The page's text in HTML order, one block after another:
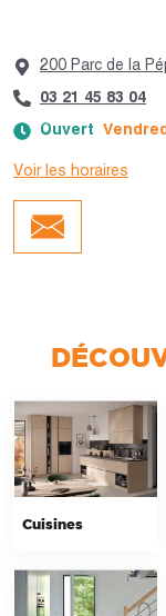
200 Parc de la
03 21 45 83 04
Ouvert
Voir les horaires
Jour :
Lundi
Mardi
Dimanche
Cuisines